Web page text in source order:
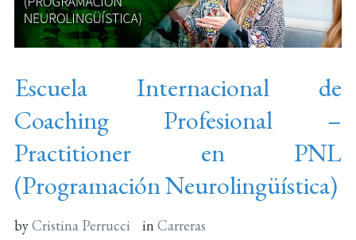
Escuela Internacional de
Coaching Profesional –
Practitioner en PNL
(Programación Neurolingüística)
byCristina Perrucci in Carreras